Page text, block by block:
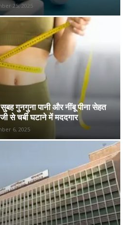
25, 2025
गुनगुना पानी और नींबू पीना सेहत
से चर्बी घटाने में मददगार
6, 2025